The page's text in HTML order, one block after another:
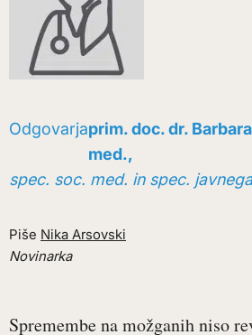
Odgovarjaprim. doc. dr.
med.,
spec. soc. med. in spec.
Piše Nika Arsovski
Novinarka
Spremembe na možganih niso